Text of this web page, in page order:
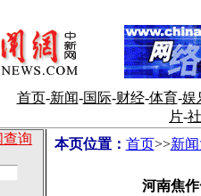
首页-新闻-国际-财经-体育-娱
片-
查询
本页位置： 首页>>新
河南焦